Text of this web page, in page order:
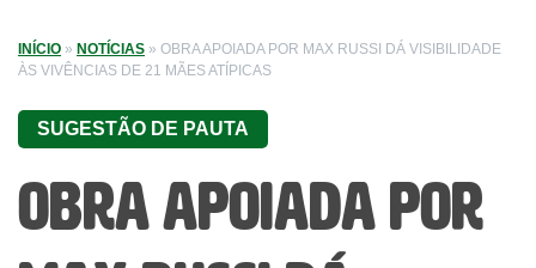
INÍCIO » NOTÍCIAS » OBRA APOIADA POR MAX RUSSI DÁ VISIBILIDADE
ÀS VIVÊNCIAS DE 21 MÃES ATÍPICAS
SUGESTÃO DE PAUTA
Obra apoiada por